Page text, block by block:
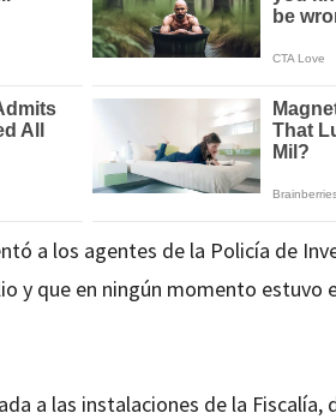
a los agentes de la Policía de
y que en ningún momento estuvo
a las instalaciones de la Fiscalía,